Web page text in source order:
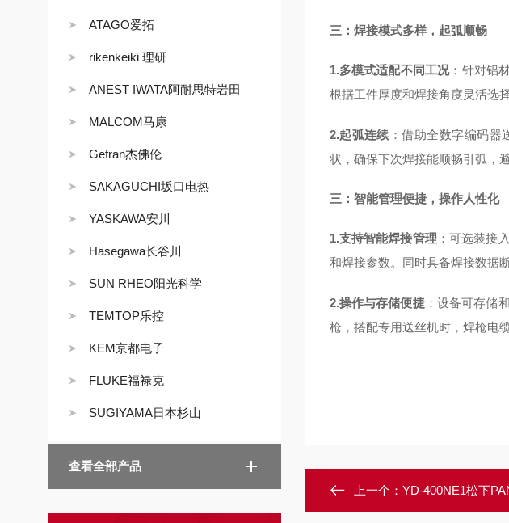
ATAGO爱拓
rikenkeiki 理研
ANEST IWATA阿耐思特岩田
MALCOM马康
Gefran杰佛伦
SAKAGUCHI坂口电热
YASKAWA安川
Hasegawa长谷川
SUN RHEO阳光科学
TEMTOP乐控
KEM京都电子
FLUKE福禄克
SUGIYAMA日本杉山
查看全部产品
三：焊接模式多样，起弧顺畅
1.多模式适配不同工况：针对铝
根据工件厚度和焊接角度灵活选
2.起弧连续 ：借助全数字编码
状，确保下次焊接能顺畅引弧，
三：智能管理便捷，操作人性化
1.支持智能焊接管理 ：可选装接
和焊接参数。同时具备焊接数据
2.操作与存储便捷：设备可存储
枪，搭配专用送丝机时，焊枪电
上一个： YD-400NE1松下